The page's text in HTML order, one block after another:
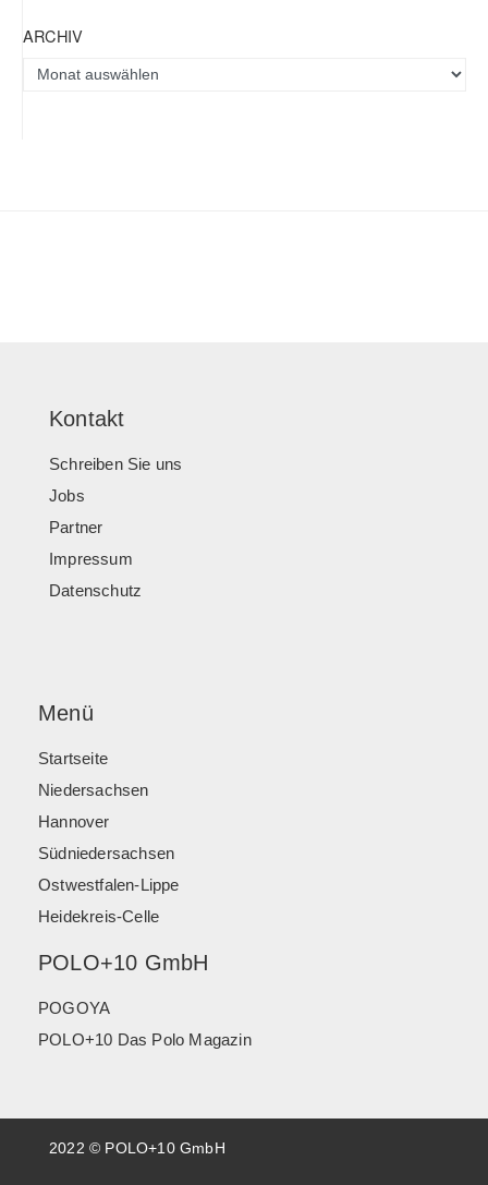
ARCHIV
Kontakt
Schreiben Sie uns
Jobs
Partner
Impressum
Datenschutz
Menü
Startseite
Niedersachsen
Hannover
Südniedersachsen
Ostwestfalen-Lippe
Heidekreis-Celle
POLO+10 GmbH
POGOYA
POLO+10 Das Polo Magazin
2022 © POLO+10 GmbH